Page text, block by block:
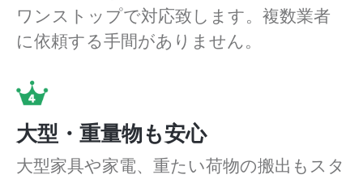
ワンストップで対応致します。複数業者
に依頼する手間がありません。
大型・重量物も安心
大型家具や家電、重たい荷物の搬出もスタ